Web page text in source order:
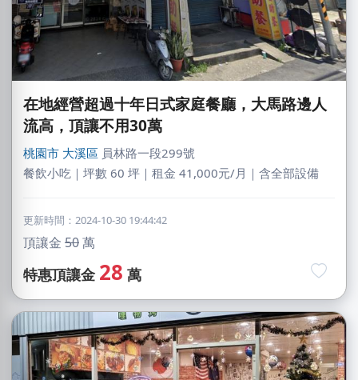
在地經營超過十年日式家庭餐廳，大馬路邊人
流高，頂讓不用30萬
桃園市 大溪區 員林路一段299號
餐飲小吃｜坪數 60 坪｜租金 41,000元/月｜含全部設備
更新時間：2024-10-30 19:44:42
頂讓金 50萬
特惠頂讓金 28 萬